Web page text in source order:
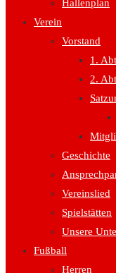
Hallenplan
Verein
Vorstand
1.
2.
Geschichte
Vereinslied
Spielstätten
Unsere
Fußball
Herren